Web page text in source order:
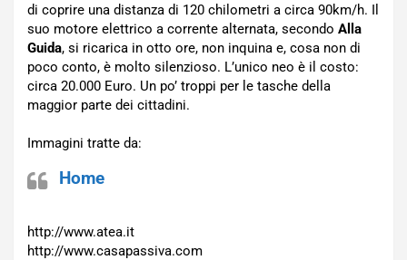
di coprire una distanza di 120 chilometri a circa 90km/h. Il
suo motore elettrico a corrente alternata, secondo Alla
Guida, si ricarica in otto ore, non inquina e, cosa non di
poco conto, è molto silenzioso. L’unico neo è il costo:
circa 20.000 Euro. Un po’ troppi per le tasche della
maggior parte dei cittadini.
Immagini tratte da:
Home
http://www.atea.it
http://www.casapassiva.com